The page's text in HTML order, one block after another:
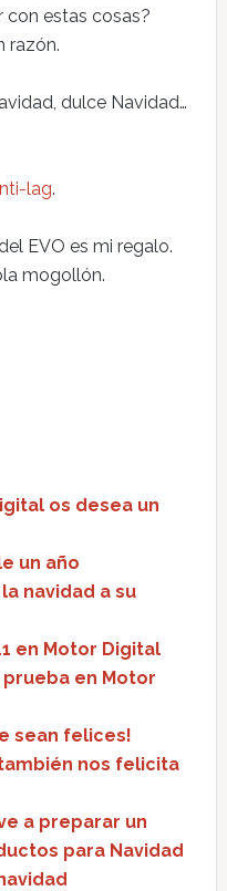
estas cosas?
razón.
dulce Navidad…
lag.
EVO es mi regalo.
mogollón.
os desea un
un año
navidad a su
en Motor Digital
en Motor
sean felices!
nos felicita
a preparar un
para Navidad